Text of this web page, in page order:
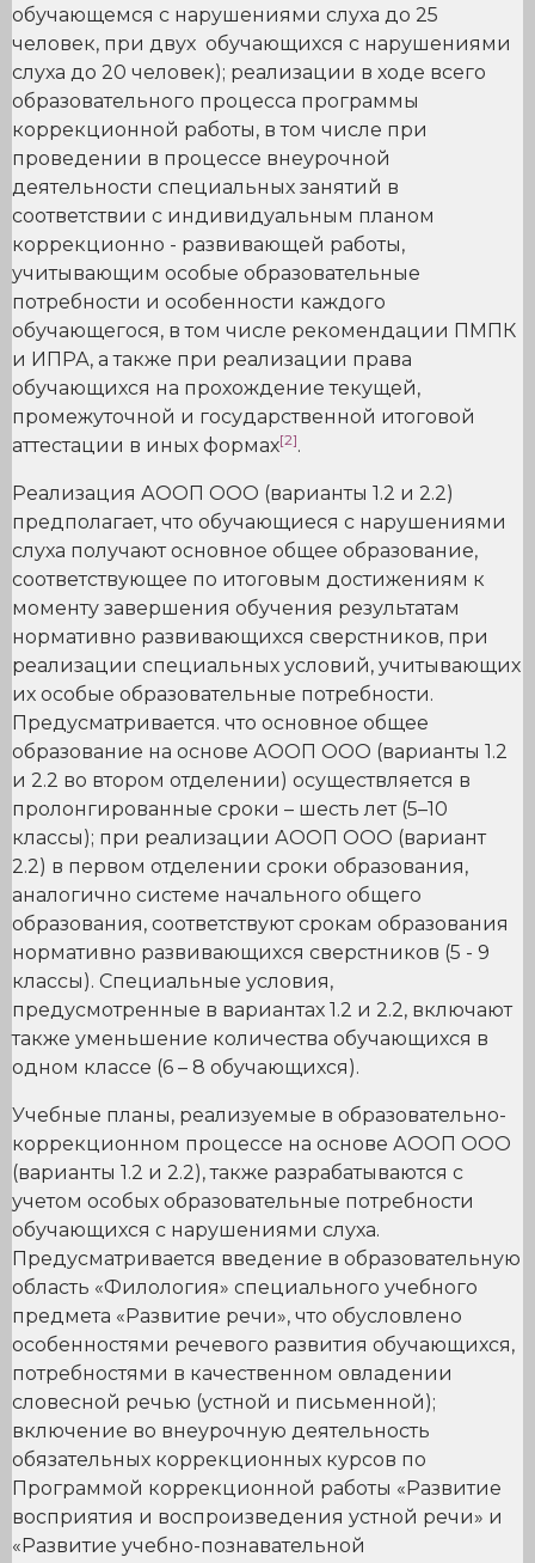
обучающемся с нарушениями слуха до 25
человек, при двух обучающихся с нарушениями
слуха до 20 человек); реализации в ходе всего
образовательного процесса программы
коррекционной работы, в том числе при
проведении в процессе внеурочной
деятельности специальных занятий в
соответствии с индивидуальным планом
коррекционно - развивающей работы,
учитывающим особые образовательные
потребности и особенности каждого
обучающегося, в том числе рекомендации ПМПК
и ИПРА, а также при реализации права
обучающихся на прохождение текущей,
промежуточной и государственной итоговой
аттестации в иных формах[2].
Реализация АООП ООО (варианты 1.2 и 2.2)
предполагает, что обучающиеся с нарушениями
слуха получают основное общее образование,
соответствующее по итоговым достижениям к
моменту завершения обучения результатам
нормативно развивающихся сверстников, при
реализации специальных условий, учитывающих
их особые образовательные потребности.
Предусматривается. что основное общее
образование на основе АООП ООО (варианты 1.2
и 2.2 во втором отделении) осуществляется в
пролонгированные сроки – шесть лет (5–10
классы); при реализации АООП ООО (вариант
2.2) в первом отделении сроки образования,
аналогично системе начального общего
образования, соответствуют срокам образования
нормативно развивающихся сверстников (5 - 9
классы). Специальные условия,
предусмотренные в вариантах 1.2 и 2.2, включают
также уменьшение количества обучающихся в
одном классе (6 – 8 обучающихся).
Учебные планы, реализуемые в образовательно-
коррекционном процессе на основе АООП ООО
(варианты 1.2 и 2.2), также разрабатываются с
учетом особых образовательные потребности
обучающихся с нарушениями слуха.
Предусматривается введение в образовательную
область «Филология» специального учебного
предмета «Развитие речи», что обусловлено
особенностями речевого развития обучающихся,
потребностями в качественном овладении
словесной речью (устной и письменной);
включение во внеурочную деятельность
обязательных коррекционных курсов по
Программой коррекционной работы «Развитие
восприятия и воспроизведения устной речи» и
«Развитие учебно-познавательной